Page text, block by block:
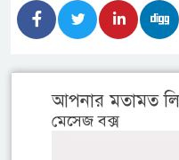
আপনার মতামত
মেসেজ বক্স